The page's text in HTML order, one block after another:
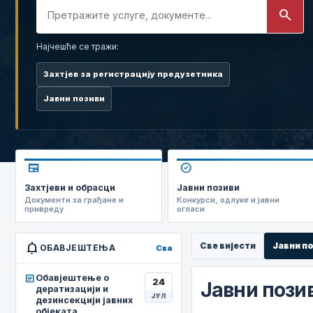
search
Најчешће се тражи:
Захтјев за регистрацију предузетника
Јавни позиви
newspaper
Захтјеви и обрасци
Документи за грађане и
привреду
check_circle
Јавни позиви
Конкурси, одлуке и јавни
огласи
notifications ОБАВЈЕШТЕЊА Сва
article Обавјештење о
дератизацији и
дезинсекцији јавних
24
ЈУЛ
Све вијести Јавни
Јавни